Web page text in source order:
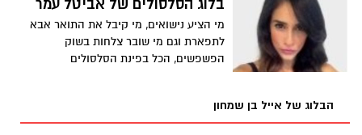
בלוג הסלסולים של אביטל עמר
מי הציע נישואים, מי קיבל את התואר אבא
לתפארת וגם מי שובר צלחות בשוק
הפשפשים, הכל בפינת הסלסולים
הבלוג של אייל בן שמחון